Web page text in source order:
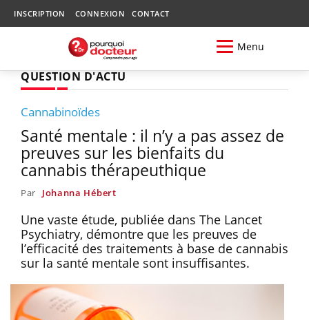
INSCRIPTION CONNEXION CONTACT
Menu
QUESTION D'ACTU
Cannabinoïdes
Santé mentale : il n’y a pas assez de
preuves sur les bienfaits du
cannabis thérapeuthique
Par Johanna Hébert
Une vaste étude, publiée dans The Lancet
Psychiatry, démontre que les preuves de
l’efficacité des traitements à base de cannabis
sur la santé mentale sont insuffisantes.